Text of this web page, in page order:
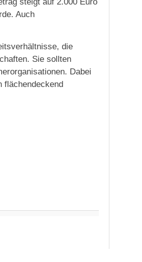
Auch
die
Sie sollten
Dabei
flächendeckend